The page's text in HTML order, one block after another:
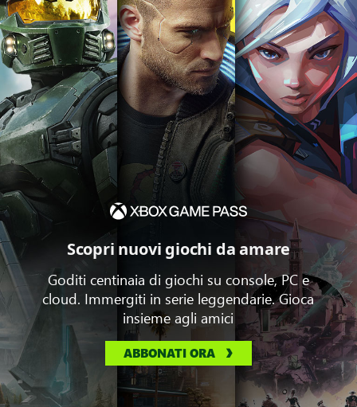
Scopri nuovi giochi da amare
Goditi centinaia di giochi su console, PC e
cloud. Immergiti in serie leggendarie. Gioca
insieme agli amici
ABBONATI ORA